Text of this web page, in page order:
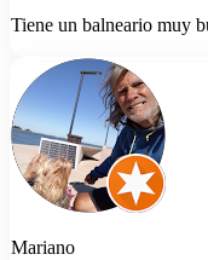
Tiene un balneario muy
Mariano